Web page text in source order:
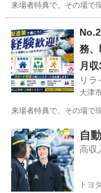
来場者特典で、その場で
務
む
部
月
リラ
大津
来場者特典で、その場で
滋賀 大津市 そ
自
高収
トヨ